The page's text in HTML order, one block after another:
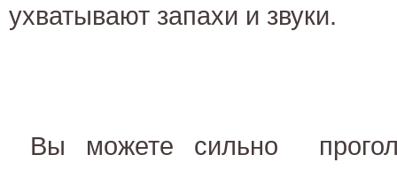
ухватывают
Вы можете сильно